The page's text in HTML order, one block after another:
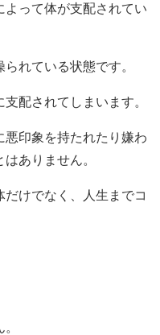
よって体が支配されてい
れている状態です。
配されてしまいます。
悪印象を持たれたり嫌わ
ありません。
けでなく、人生までコ